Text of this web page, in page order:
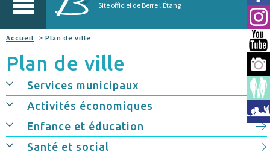
Site officiel de Berre l'Étang
Accueil > Plan de ville
Plan de ville
Services municipaux
Activités économiques
Enfance et éducation
Santé et social